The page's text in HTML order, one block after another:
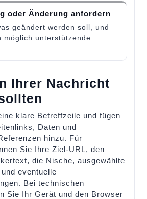
oder Änderung anfordern
geändert werden soll, und
möglich unterstützende
Ihrer Nachricht
klare Betreffzeile und fügen
Daten und
hinzu. Für
Sie Ihre Ziel-URL, den
die Nische, ausgewählte
eventuelle
Bei technischen
Sie Ihr Gerät und den Browser